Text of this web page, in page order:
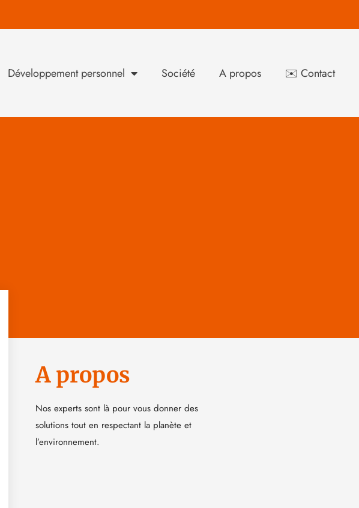
Développement personnel Société A propos ✉️ Contact
A propos
Nos experts sont là pour vous donner des
solutions tout en respectant la planète et
l’environnement.